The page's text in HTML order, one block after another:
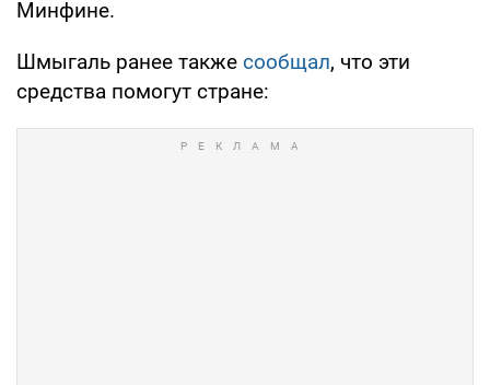
Минфине.
Шмыгаль ранее также сообщал, что эти
средства помогут стране: